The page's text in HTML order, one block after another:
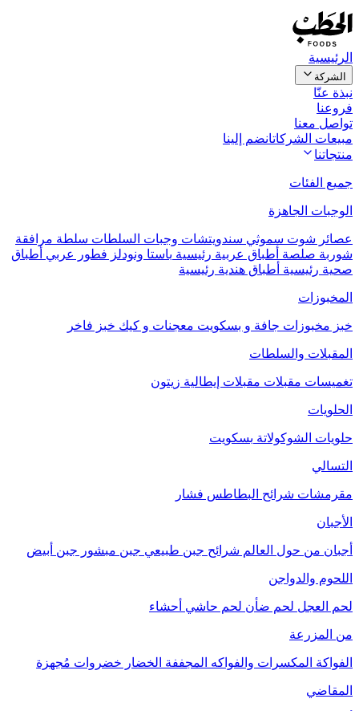
الرئيسية
الشركة
نبذة عنّا
فروعنا
تواصل معنا
مبيعات الشركاتانضم إلينا
منتجاتنا
جميع الفئات
الوجبات الجاهزة
عصائر شوت سموثي سندويتشات وجبات السلطات سلطة مرافقة
شوربة صلصة أطباق عربية رئيسية باستا ونودلز فطور عربي أطباق
صحية رئيسية أطباق هندية رئيسية
المخبوزات
خبز مخبوزات جافة و بسكويت معجنات و كيك خبز فاخر
المقبلات والسلطات
تغميسات مقبلات مقبلات إيطالية زيتون
الحلويات
حلويات الشوكولاتة بسكويت
التسالي
مقرمشات شرائح البطاطس فشار
الأجبان
أجبان من حول العالم شرائح جبن طبيعي جبن مبشور جبن أبيض
اللحوم والدواجن
لحم العجل لحم ضأن لحم حاشي أحشاء
من المزرعة
الفواكة المكسرات والفواكه المجففة الخضار خضروات مُجهزة
المقاضي